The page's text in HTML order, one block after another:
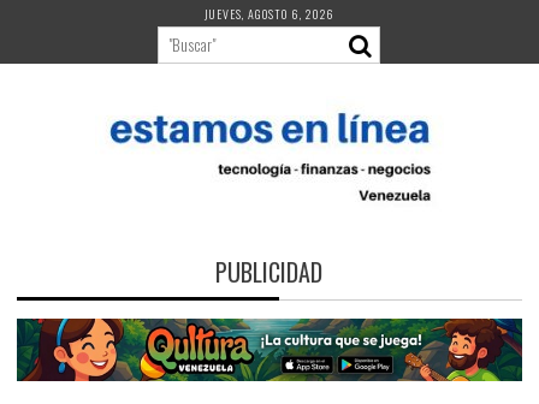
contenido
JUEVES, AGOSTO 6, 2026
PUBLICIDAD